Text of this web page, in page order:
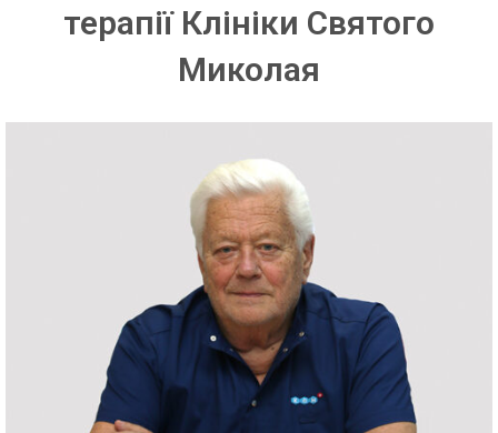
терапії Клініки Святого
Миколая